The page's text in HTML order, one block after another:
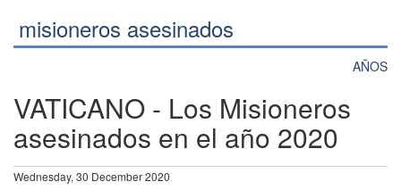
misioneros asesinados
AÑOS
VATICANO - Los Misioneros
asesinados en el año 2020
Wednesday, 30 December 2020